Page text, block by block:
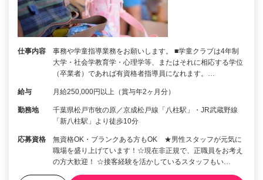
仕事内容
事務や学童指導業務をお願いします。 ■学童クラブは4年制
大学・社会学教育学・心理学等、またはそれに相応する学位
（卒業者）であれば有資格者指導員になれます。…
給与 月給250,000円以上（賞与年2ヶ月分）
勤務地
千葉県松戸市牧の原／京成松戸線「八柱駅」・JR武蔵野線
「新八柱駅」より徒歩10分
応募資格
無資格OK・ブランクある方もOK ★男性スタッフが元気に
職場を盛り上げています！☆現在非正規で、正職員をお考え
の方大歓迎！ ☆接客経験を活かしているスタッフもい…